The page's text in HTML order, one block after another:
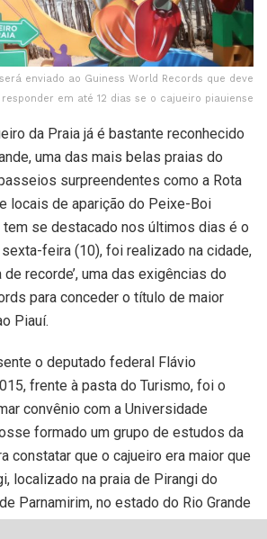
enviado ao Guiness World Records que deve
responder em até 12 dias se o cajueiro piauiense
da Praia já é bastante reconhecido
uma das mais belas praias do
surpreendentes como a Rota
locais de aparição do Peixe-Boi
tem se destacado nos últimos dias é o
feira (10), foi realizado na cidade,
de recorde’, uma das exigências do
para conceder o título de maior
Piauí.
o deputado federal Flávio
frente à pasta do Turismo, foi o
convênio com a Universidade
formado um grupo de estudos da
constatar que o cajueiro era maior que
localizado na praia de Pirangi do
Parnamirim, no estado do Rio Grande